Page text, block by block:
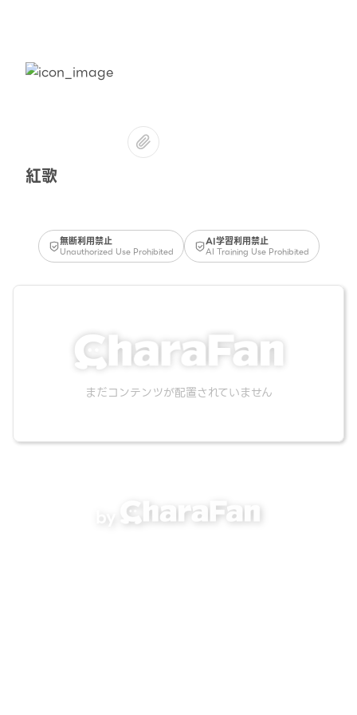
紅歌
無断利用禁止
Unauthorized Use Prohibited
AI学習利用禁止
AI Training Use Prohibited
まだコンテンツが配置されていません